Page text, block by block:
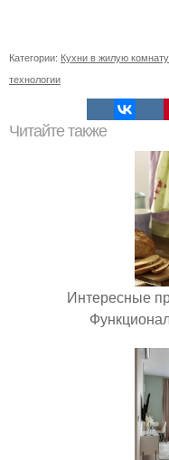
Категории: Кухни в жилую комнату
технологии
Читайте также
Интересные